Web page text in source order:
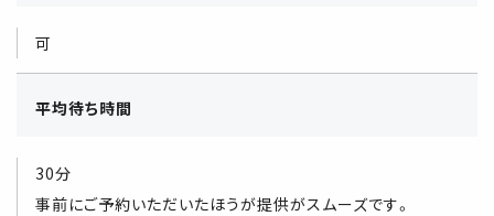
可
平均待ち時間
30分
事前にご予約いただいたほうが提供がスムーズです。